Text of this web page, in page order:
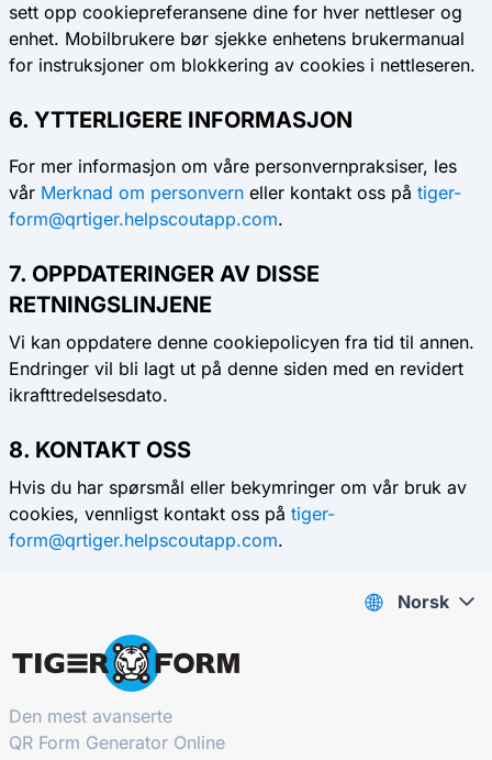
sett opp cookiepreferansene dine for hver nettleser og
enhet. Mobilbrukere bør sjekke enhetens brukermanual
for instruksjoner om blokkering av cookies i nettleseren.
6. YTTERLIGERE INFORMASJON
For mer informasjon om våre personvernpraksiser, les
vår Merknad om personvern eller kontakt oss på tiger-
form@qrtiger.helpscoutapp.com.
7. OPPDATERINGER AV DISSE
RETNINGSLINJENE
Vi kan oppdatere denne cookiepolicyen fra tid til annen.
Endringer vil bli lagt ut på denne siden med en revidert
ikrafttredelsesdato.
8. KONTAKT OSS
Hvis du har spørsmål eller bekymringer om vår bruk av
cookies, vennligst kontakt oss på tiger-
form@qrtiger.helpscoutapp.com.
Den mest avanserte
QR Form Generator Online
Norsk